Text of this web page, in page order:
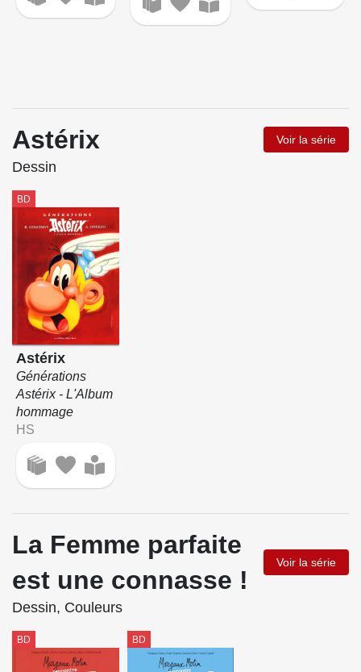
Astérix Voir la série
Dessin
BD
Astérix
Générations
Astérix - L'Album
hommage
HS
La Femme parfaite
est une connasse !
Voir la série
Dessin, Couleurs
BD BD